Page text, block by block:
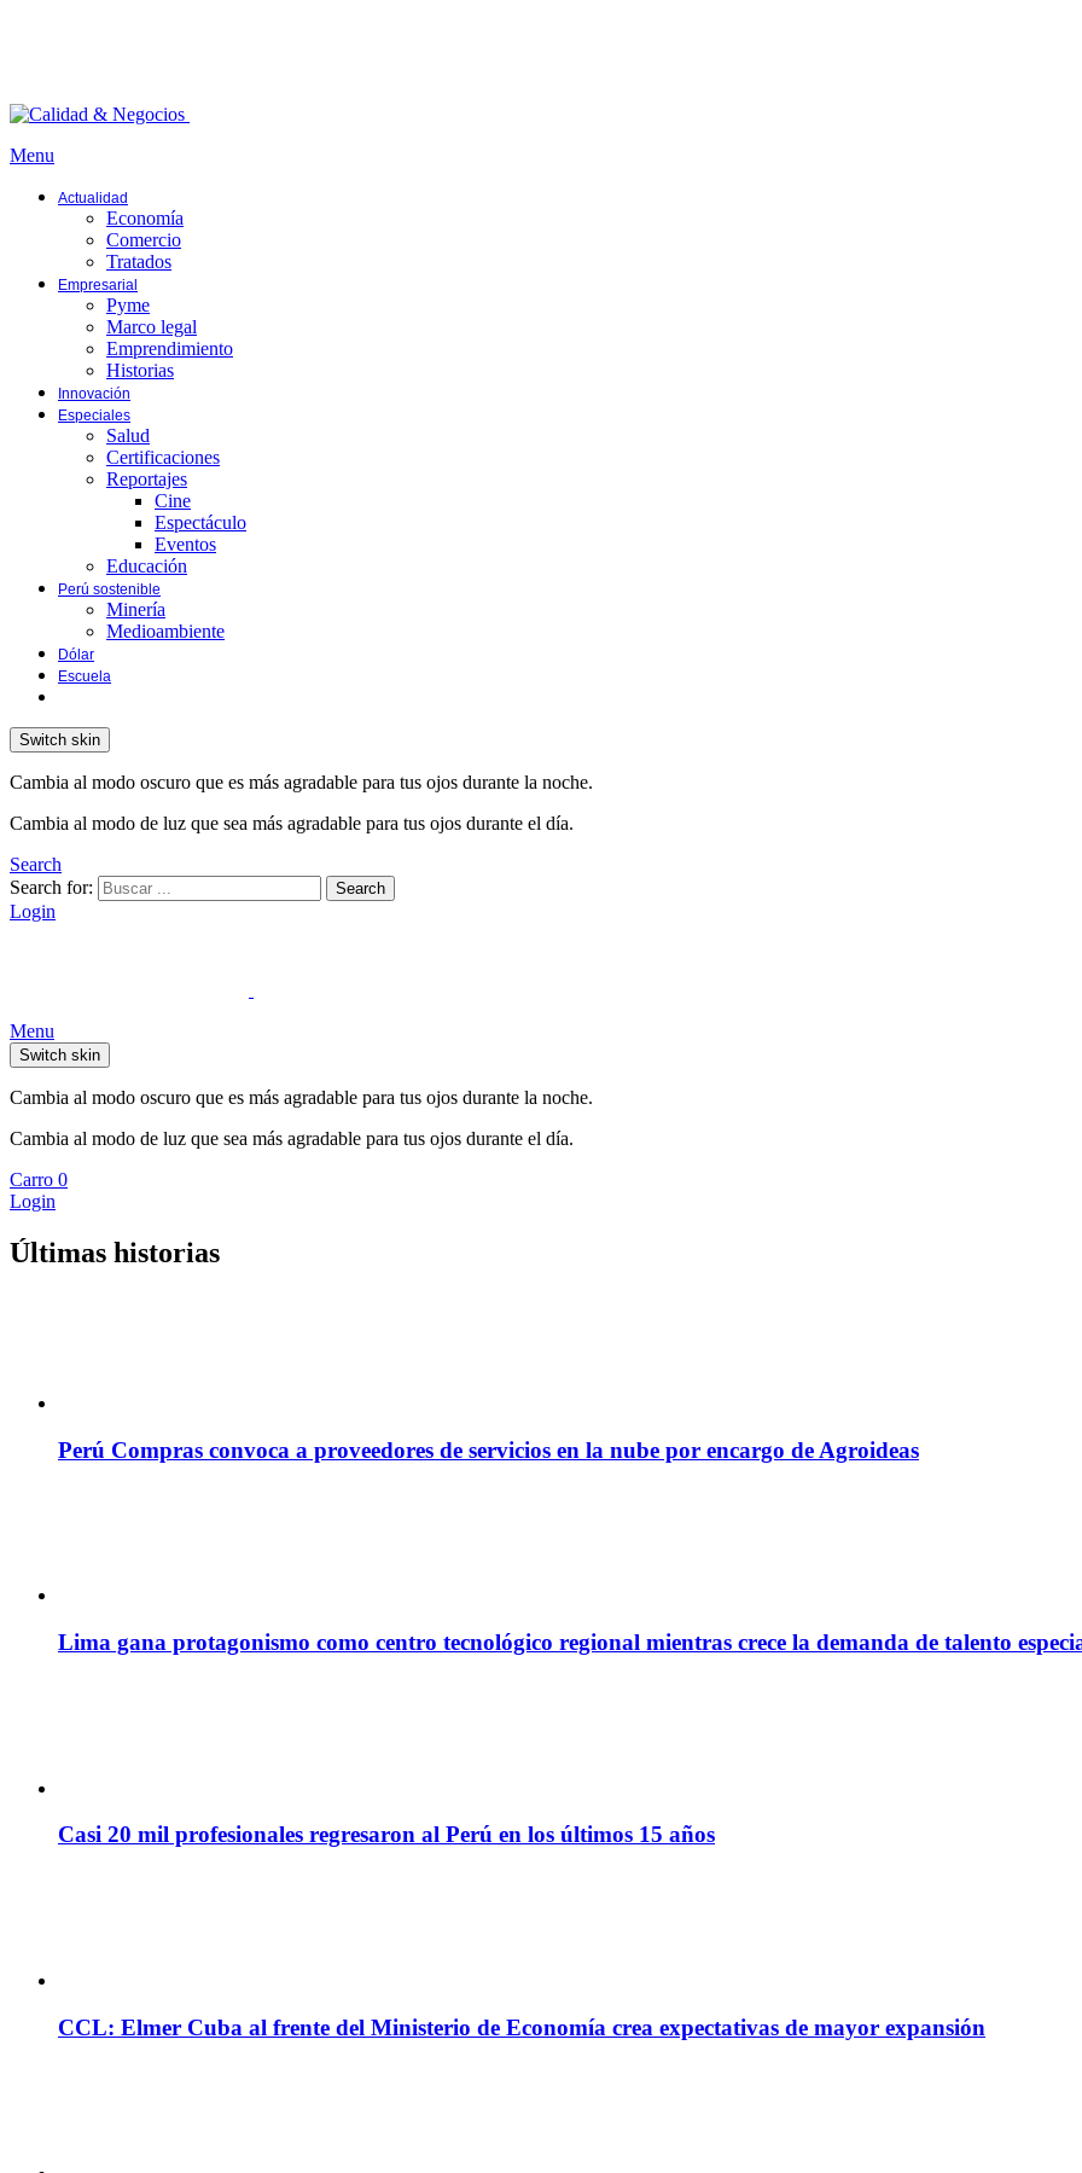
Menu
Actualidad
Economía
Comercio
Tratados
Empresarial
Pyme
Marco legal
Emprendimiento
Historias
Innovación
Especiales
Salud
Certificaciones
Reportajes
Cine
Espectáculo
Eventos
Educación
Perú sostenible
Minería
Medioambiente
Dólar
Escuela
Switch skin
Cambia al modo oscuro que es más agradable para tus ojos durante la noche.
Cambia al modo de luz que sea más agradable para tus ojos durante el día.
Search
Search for:
Search
Login
Menu
Switch skin
Cambia al modo oscuro que es más agradable para tus ojos durante la noche.
Cambia al modo de luz que sea más agradable para tus ojos durante el día.
Carro 0
Login
Últimas historias
Perú Compras convoca a proveedores de servicios en la nube por encargo de Agroideas
Lima gana protagonismo como centro tecnológico regional mientras crece la demanda de talento
Casi 20 mil profesionales regresaron al Perú en los últimos 15 años
CCL: Elmer Cuba al frente del Ministerio de Economía crea expectativas de mayor expansión